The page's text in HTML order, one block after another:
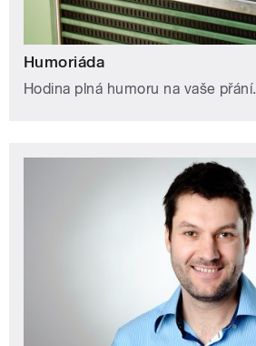
Humoriáda
Hodina plná humoru na vaše přání.